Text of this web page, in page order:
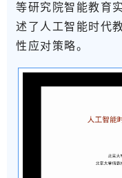
等研究院智能教育
述了人工智能时代
性应对策略。